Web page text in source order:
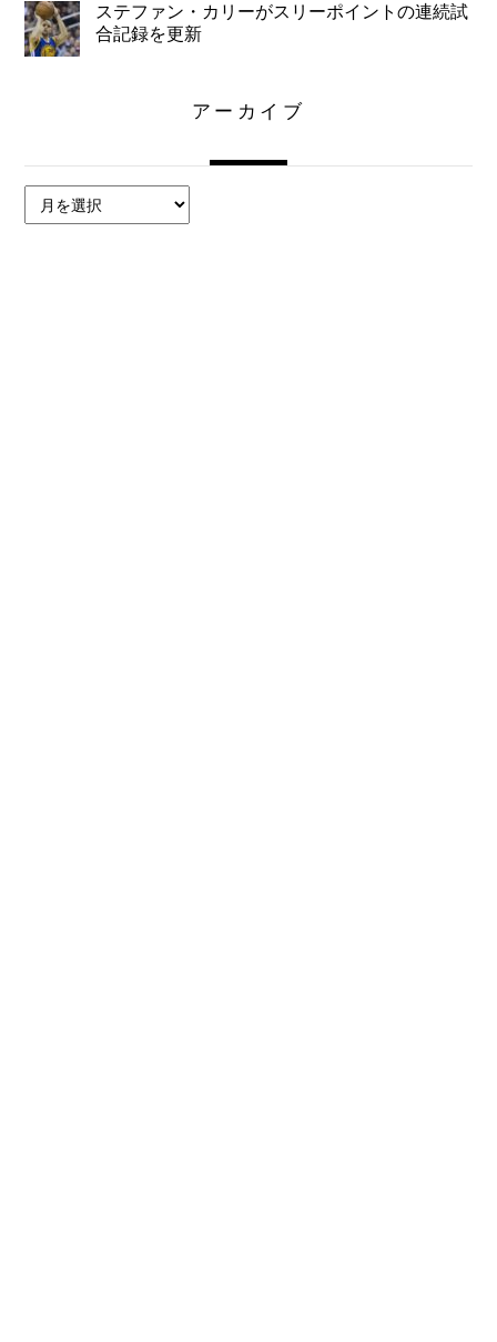
ステファン・カリーがスリーポイントの連続試
合記録を更新
アーカイブ
ー